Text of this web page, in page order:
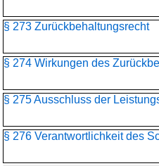
§ 273 Zurückbehaltungsrecht
§ 274 Wirkungen des
§ 275 Ausschluss der
§ 276 Verantwortlichkeit des